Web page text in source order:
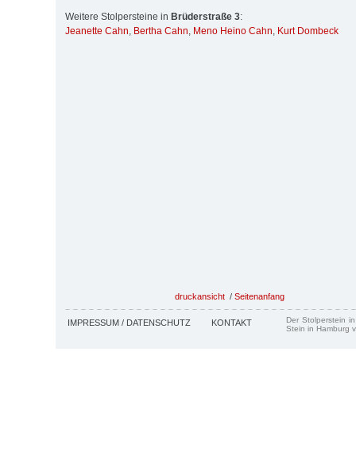
Weitere Stolpersteine in Brüderstraße 3:
Jeanette Cahn, Bertha Cahn, Meno Heino Cahn, Kurt Dombeck
druckansicht / Seitenanfang
IMPRESSUM / DATENSCHUTZ KONTAKT
Der Stolperstein
Stein in Hamburg